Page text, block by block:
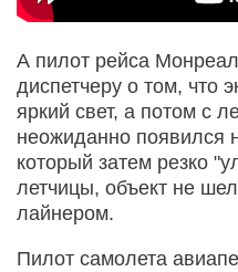
А пилот рейса
диспетчеру о том, что
яркий свет, а потом с
неожиданно появился
который затем резко
летчицы, объект не
лайнером.
Пилот самолета